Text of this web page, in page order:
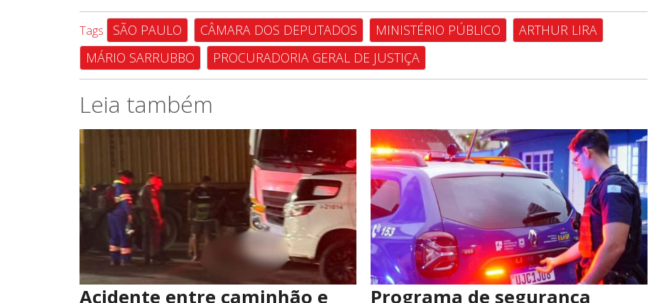
Tags SÃO PAULO CÂMARA DOS DEPUTADOS MINISTÉRIO PÚBLICO
ARTHUR LIRA
MÁRIO SARRUBBO
PROCURADORIA GERAL DE JUSTIÇA
Leia também
Acidente entre caminhão e
Programa de segurança